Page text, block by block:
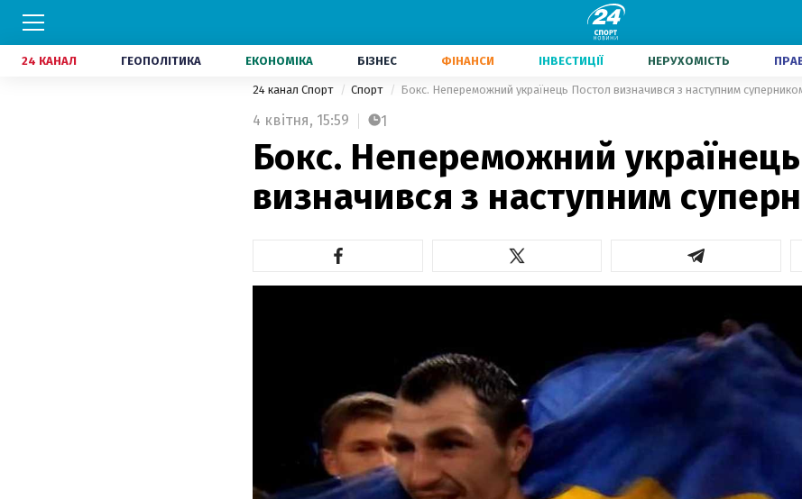
24 КАНАЛ ГЕОПОЛІТИКА ЕКОНОМІКА БІЗНЕС ФІНАНСИ ІНВЕСТИЦІЇ НЕРУХОМІСТЬ
24 канал Спорт Спорт Бокс. Непереможний українець Постол визначився з наступним
4 квітня, 15:59 1
Бокс. Непереможний
визначився з наступним